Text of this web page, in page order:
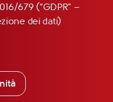
679 (“GDPR” –
dei dati)